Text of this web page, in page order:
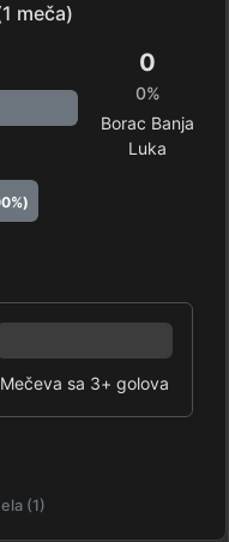
meča)
0
0%
Borac Banja
Luka
Mečeva sa 3+ golova
(1)